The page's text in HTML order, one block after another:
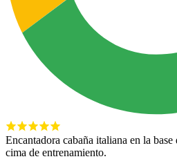
Encantadora cabaña italiana en la
cima de entrenamiento.